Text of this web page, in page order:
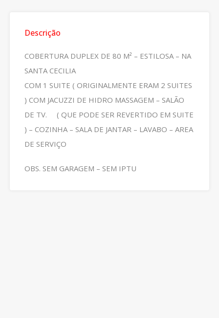
Descrição
COBERTURA DUPLEX DE 80 M² – ESTILOSA – NA
SANTA CECILIA
COM 1 SUITE ( ORIGINALMENTE ERAM 2 SUITES
) COM JACUZZI DE HIDRO MASSAGEM – SALÃO
DE TV. ( QUE PODE SER REVERTIDO EM SUITE
) – COZINHA – SALA DE JANTAR – LAVABO – AREA
DE SERVIÇO
OBS. SEM GARAGEM – SEM IPTU